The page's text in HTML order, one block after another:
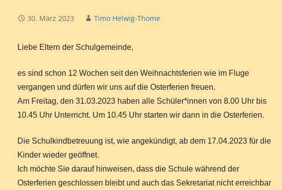
30. März 2023 Timo Helwig-Thome
Liebe Eltern der Schulgemeinde,
es sind schon 12 Wochen seit den Weihnachtsferien wie im Fluge
vergangen und dürfen wir uns auf die Osterferien freuen.
Am Freitag, den 31.03.2023 haben alle Schüler*innen von 8.00 Uhr bis
10.45 Uhr Unterricht. Um 10.45 Uhr starten wir dann in die Osterferien.
Die Schulkindbetreuung ist, wie angekündigt, ab dem 17.04.2023 für die
Kinder wieder geöffnet.
Ich möchte Sie darauf hinweisen, dass die Schule während der
Osterferien geschlossen bleibt und auch das Sekretariat nicht erreichbar